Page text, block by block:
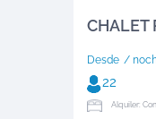
CHALET
Desde /
22
Alquiler: